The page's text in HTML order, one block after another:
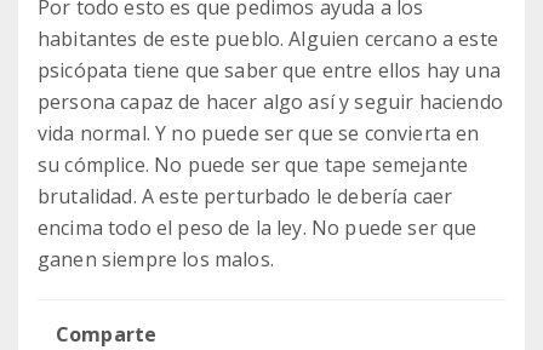
Por todo esto es que pedimos ayuda a los
habitantes de este pueblo. Alguien cercano a este
psicópata tiene que saber que entre ellos hay una
persona capaz de hacer algo así y seguir haciendo
vida normal. Y no puede ser que se convierta en
su cómplice. No puede ser que tape semejante
brutalidad. A este perturbado le debería caer
encima todo el peso de la ley. No puede ser que
ganen siempre los malos.
Comparte